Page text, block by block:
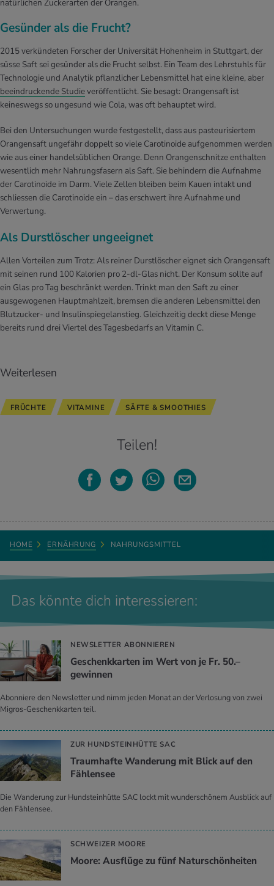
natürlichen Zuckerarten der Orangen.
Gesünder als die Frucht?
2015 verkündeten Forscher der Universität Hohenheim in Stuttgart, der
süsse Saft sei gesünder als die Frucht selbst. Ein Team des Lehrstuhls für
Technologie und Analytik pflanzlicher Lebensmittel hat eine kleine, aber
beeindruckende Studieveröffentlicht. Sie besagt: Orangensaft ist
keineswegs so ungesund wie Cola, was oft behauptet wird.
Bei den Untersuchungen wurde festgestellt, dass aus pasteurisiertem
Orangensaft ungefähr doppelt so viele Carotinoide aufgenommen werden
wie aus einer handelsüblichen Orange. Denn Orangenschnitze enthalten
wesentlich mehr Nahrungsfasern als Saft. Sie behindern die Aufnahme
der Carotinoide im Darm. Viele Zellen bleiben beim Kauen intakt und
schliessen die Carotinoide ein – das erschwert ihre Aufnahme und
Verwertung.
Als Durstlöscher ungeeignet
Allen Vorteilen zum Trotz: Als reiner Durstlöscher eignet sich Orangensaft
mit seinen rund 100 Kalorien pro 2-dl-Glas nicht. Der Konsum sollte auf
ein Glas pro Tag beschränkt werden. Trinkt man den Saft zu einer
ausgewogenen Hauptmahlzeit, bremsen die anderen Lebensmittel den
Blutzucker- und Insulinspiegelanstieg. Gleichzeitig deckt diese Menge
bereits rund drei Viertel des Tagesbedarfs an Vitamin C.
Weiterlesen
FRÜCHTE VITAMINE SÄFTE & SMOOTHIES
Teilen!
HOME ERNÄHRUNG NAHRUNGSMITTEL
Das könnte dich interessieren:
NEWSLETTER ABONNIEREN
Geschenkkarten im Wert von je Fr. 50.–
gewinnen
Abonniere den Newsletter und nimm jeden Monat an der Verlosung von zwei
Migros-Geschenkkarten teil.
ZUR HUNDSTEINHÜTTE SAC
Traumhafte Wanderung mit Blick auf den
Fählensee
Die Wanderung zur Hundsteinhütte SAC lockt mit wunderschönem Ausblick auf
den Fählensee.
SCHWEIZER MOORE
Moore: Ausflüge zu fünf Naturschönheiten